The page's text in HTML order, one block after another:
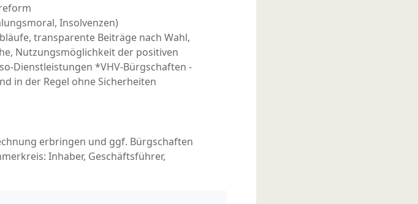
Insolvenzen)
transparente Beiträge nach Wahl,
Nutzungsmöglichkeit der positiven
Dienstleistungen *VHV-Bürgschaften -
in der Regel ohne Sicherheiten
erbringen und ggf. Bürgschaften
Inhaber, Geschäftsführer,